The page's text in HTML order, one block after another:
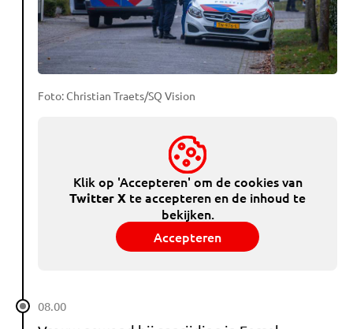
Foto: Christian Traets/SQ Vision
Klik op 'Accepteren' om de cookies van
Twitter X te accepteren en de inhoud te
bekijken.
Accepteren
08.00